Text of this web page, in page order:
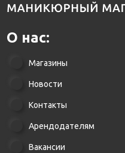
О нас:
Магазины
Новости
Контакты
Арендодателям
Вакансии